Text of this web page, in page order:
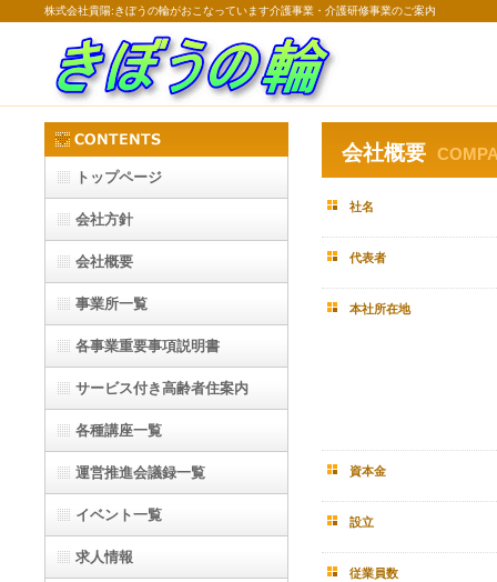
株式会社貴陽:きぼうの輪がおこなっています介護事業・介護研修事業のご案内
会社概要
社名
代表者
本社所在地
資本金
設立
従業員数
トップページ
会社方針
会社概要
事業所一覧
各事業重要事項説明書
サービス付き高齢者住案内
各種講座一覧
運営推進会議録一覧
イベント一覧
求人情報